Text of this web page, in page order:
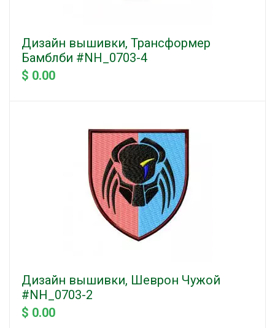
Дизайн вышивки, Трансформер
Бамблби #NH_0703-4
$ 0.00
Дизайн вышивки, Шеврон Чужой
#NH_0703-2
$ 0.00